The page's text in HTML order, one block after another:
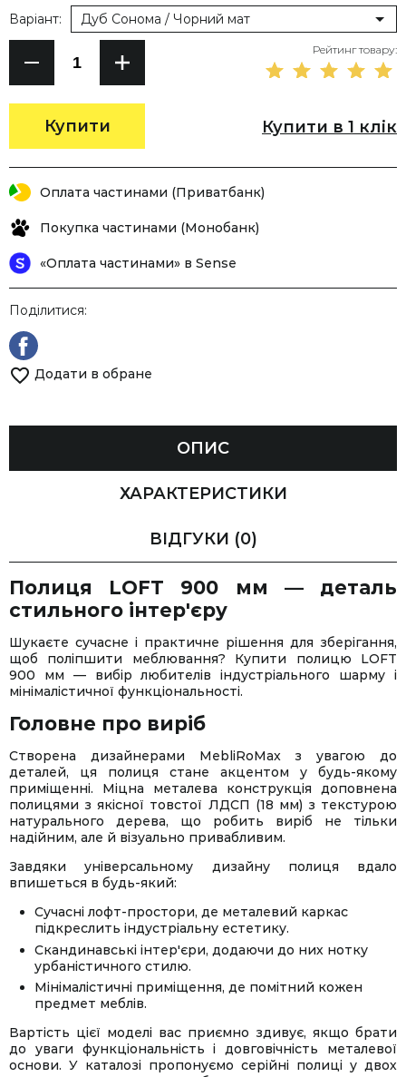
Купити
Варіант: Дуб Сонома / Чорний мат
Рейтинг товару:
Купити в 1 клік
Оплата частинами (Приватбанк)
Покупка частинами (Монобанк)
«Оплата частинами» в Sense
Поділитися:
Додати в обране
ОПИС
ХАРАКТЕРИСТИКИ
ВІДГУКИ (0)
Полиця LOFT 900 мм — деталь
стильного інтер'єру
Шукаєте сучасне і практичне рішення для зберігання,
щоб поліпшити меблювання? Купити полицю LOFT
900 мм — вибір любителів індустріального шарму і
мінімалістичної функціональності.
Головне про виріб
Створена дизайнерами MebliRoMax з увагою до
деталей, ця полиця стане акцентом у будь-якому
приміщенні. Міцна металева конструкція доповнена
полицями з якісної товстої ЛДСП (18 мм) з текстурою
натурального дерева, що робить виріб не тільки
надійним, але й візуально привабливим.
Завдяки універсальному дизайну полиця вдало
впишеться в будь-який:
Сучасні лофт-простори, де металевий каркас
підкреслить індустріальну естетику.
Скандинавські інтер'єри, додаючи до них нотку
урбаністичного стилю.
Мінімалістичні приміщення, де помітний кожен
предмет меблів.
Вартість цієї моделі вас приємно здивує, якщо брати
до уваги функціональність і довговічність металевої
основи. У каталозі пропонуємо серійні полиці у двох